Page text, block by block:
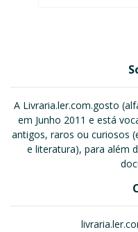
A Livraria.ler.com.gosto
em Junho 2011 e está
antigos, raros ou curiosos
e literatura), para além